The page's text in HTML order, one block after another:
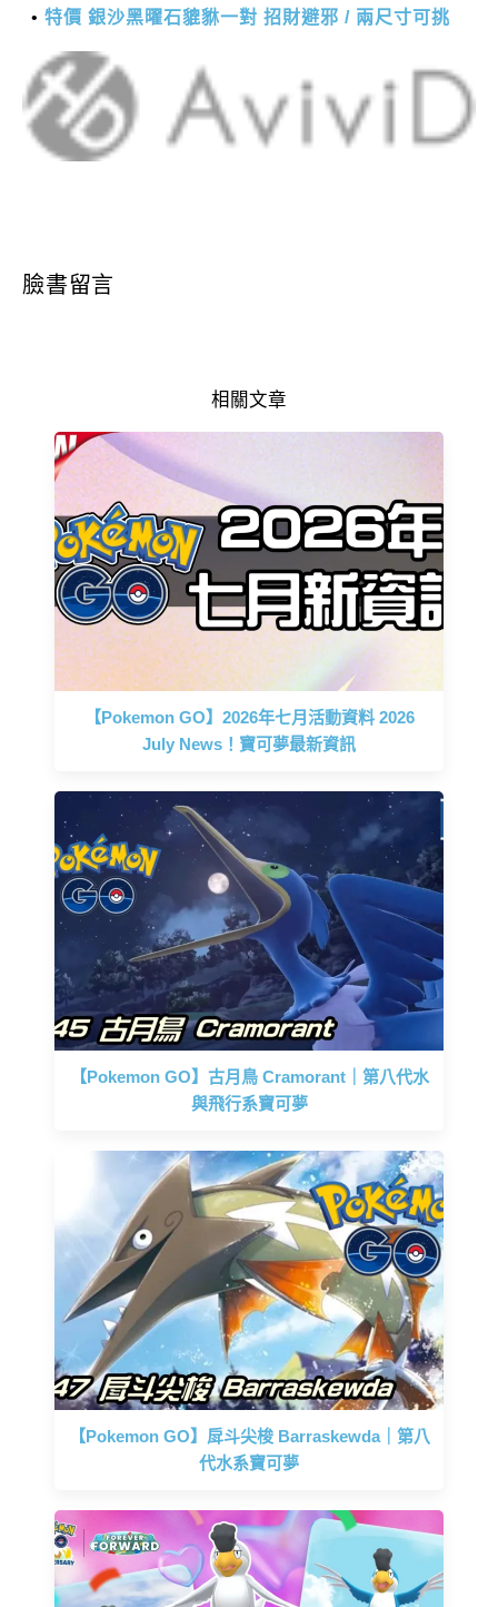
特價 銀沙黑曜石貔貅一對 招財避邪 / 兩尺寸可挑
臉書留言
相關文章
【Pokemon GO】2026年七月活動資料 2026
July News！寶可夢最新資訊
【Pokemon GO】古月鳥 Cramorant｜第八代水
與飛行系寶可夢
【Pokemon GO】戽斗尖梭 Barraskewda｜第八
代水系寶可夢